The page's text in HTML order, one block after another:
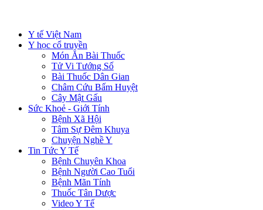
Y tế Việt Nam
Y học cổ truyền
Món Ăn Bài Thuốc
Tử Vi Tướng Số
Bài Thuốc Dân Gian
Châm Cứu Bấm Huyệt
Cây Mật Gấu
Sức Khoẻ - Giới Tính
Bệnh Xã Hội
Tâm Sự Đêm Khuya
Chuyện Nghề Y
Tin Tức Y Tế
Bệnh Chuyên Khoa
Bệnh Người Cao Tuổi
Bệnh Mãn Tính
Thuốc Tân Dược
Video Y Tế